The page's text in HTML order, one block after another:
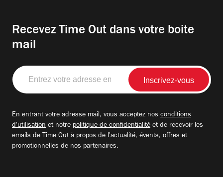
Recevez Time Out dans votre boite
mail
Entrez
votre
adresse
En entrant votre adresse mail, vous acceptez nos conditions
d'utilisation et notre politique de confidentialité et de recevoir les
emails de Time Out à propos de l'actualité, évents, offres et
promotionnelles de nos partenaires.